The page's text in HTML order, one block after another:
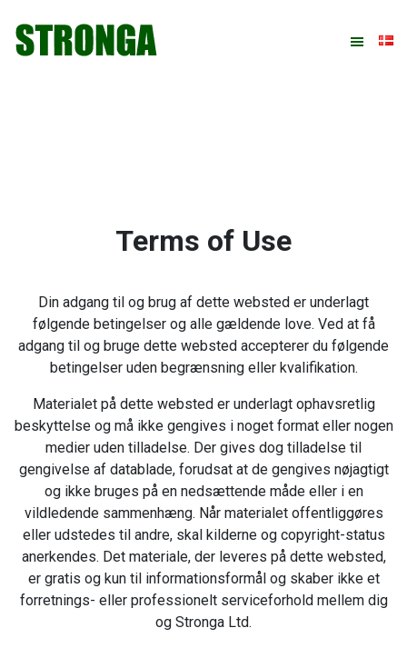
direkte
indhold
direkte
Terms of Use
Din adgang til og brug af dette websted er underlagt
følgende betingelser og alle gældende love. Ved at få
adgang til og bruge dette websted accepterer du følgende
betingelser uden begrænsning eller kvalifikation.
Materialet på dette websted er underlagt ophavsretlig
beskyttelse og må ikke gengives i noget format eller nogen
medier uden tilladelse. Der gives dog tilladelse til
gengivelse af datablade, forudsat at de gengives nøjagtigt
og ikke bruges på en nedsættende måde eller i en
vildledende sammenhæng. Når materialet offentliggøres
eller udstedes til andre, skal kilderne og copyright-status
anerkendes. Det materiale, der leveres på dette websted,
er gratis og kun til informationsformål og skaber ikke et
forretnings- eller professionelt serviceforhold mellem dig
og Stronga Ltd.